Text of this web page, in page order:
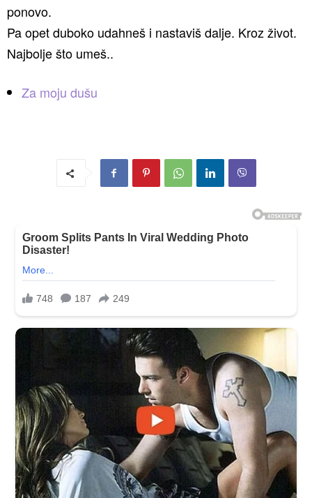
ponovo.
Pa opet duboko udahneš i nastaviš dalje. Kroz život.
Najbolje što umeš..
Za moju dušu